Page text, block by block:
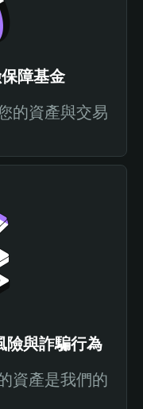
障基金
的資產與交易
險與詐騙行為
資產是我們的